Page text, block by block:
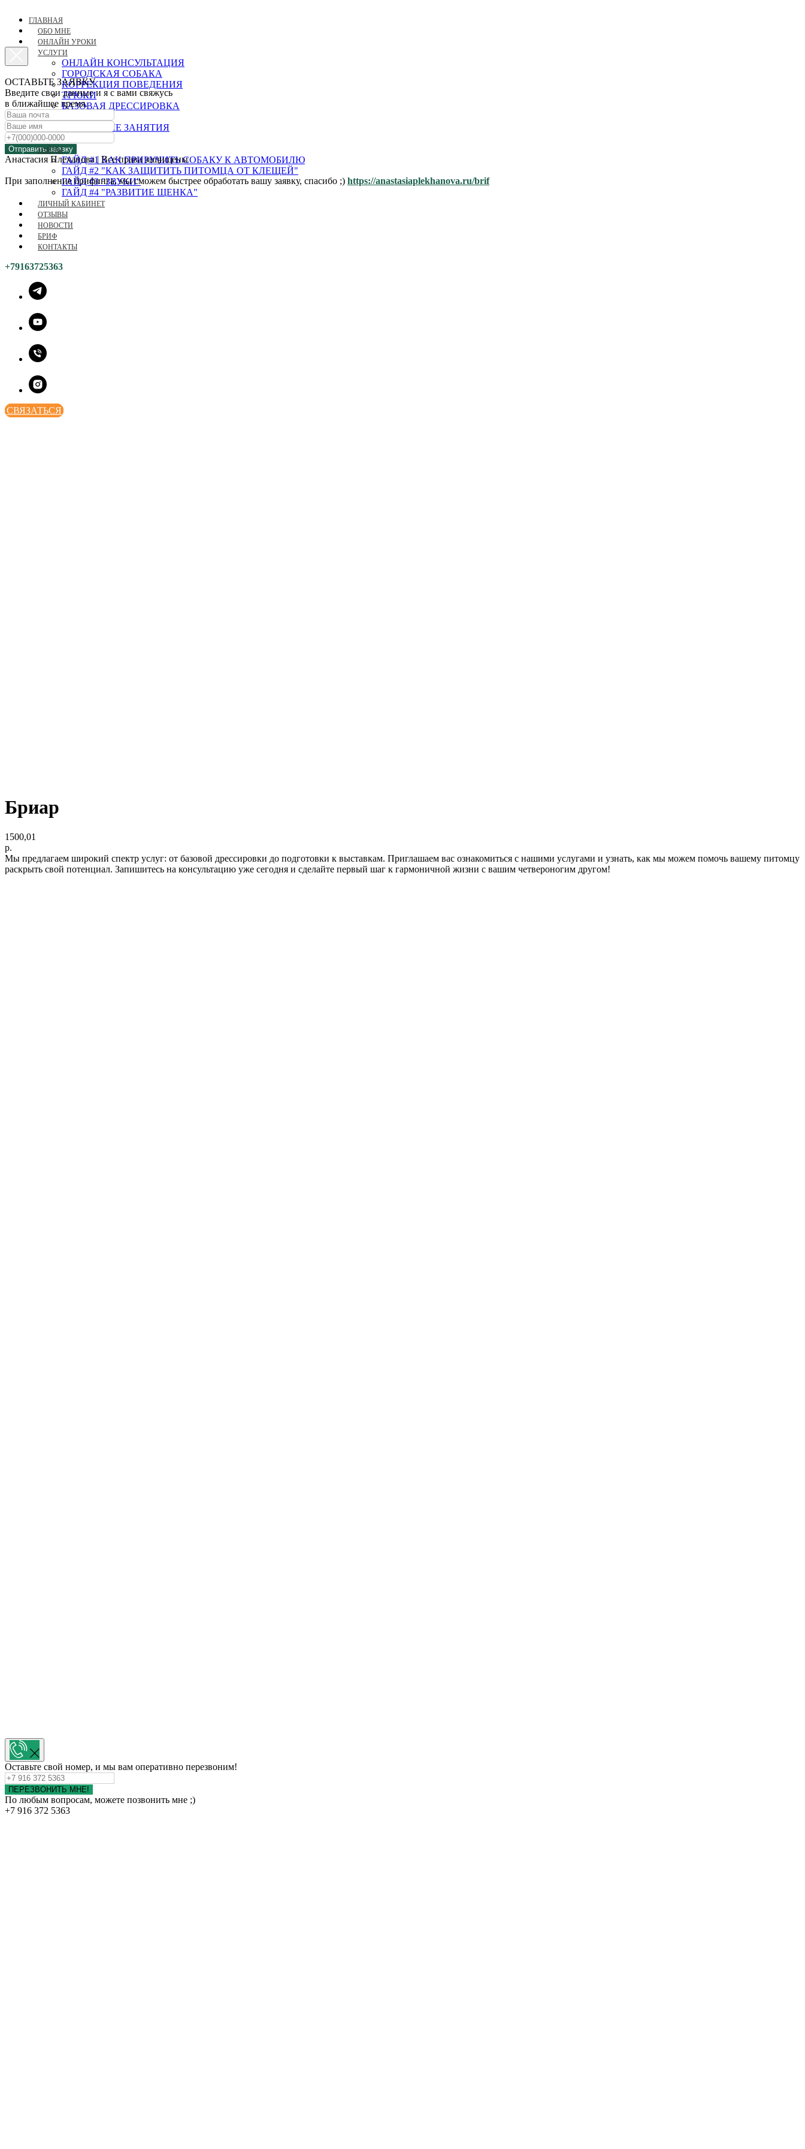
ГЛАВНАЯ
ОБО МНЕ
ОНЛАЙН УРОКИ
УСЛУГИ
ОНЛАЙН КОНСУЛЬТАЦИЯ
ГОРОДСКАЯ СОБАКА
КОРРЕКЦИЯ ПОВЕДЕНИЯ
ТРЮКИ
БАЗОВАЯ ДРЕССИРОВКА
ГРУППОВЫЕ ЗАНЯТИЯ
НОУЗВОРК
ГАЙДЫ
ГАЙД #1 КАК ПРИРУЧИТЬ СОБАКУ К АВТОМОБИЛЮ
ГАЙД #2 "КАК ЗАЩИТИТЬ ПИТОМЦА ОТ КЛЕЩЕЙ"
ГАЙД #3 "ЗВУКИ"
ГАЙД #4 "РАЗВИТИЕ ЩЕНКА"
ЛИЧНЫЙ КАБИНЕТ
ОТЗЫВЫ
НОВОСТИ
БРИФ
КОНТАКТЫ
+79163725363
СВЯЗАТЬСЯ
ОСТАВЬТЕ ЗАЯВКУ
Введите свои данные и я с вами свяжусь
в ближайшее время.
Отправить заявку
Анастасия Плеханова | Все права защищены
При заполнение брифинга, мы сможем быстрее обработать вашу заявку, спасибо ;) https://anastasiaplekhanova.ru/brif
Бриар
1500,01
р.
Мы предлагаем широкий спектр услуг: от базовой дрессировки до подготовки к выставкам. Приглашаем вас ознакомиться с нашими услугами и узнать, как мы можем помочь вашему питомцу
раскрыть свой потенциал. Запишитесь на консультацию уже сегодня и сделайте первый шаг к гармоничной жизни с вашим четвероногим другом!
Оставьте свой номер, и мы вам оперативно перезвоним!
ПЕРЕЗВОНИТЬ МНЕ!
По любым вопросам, можете позвонить мне ;)
+7 916 372 5363